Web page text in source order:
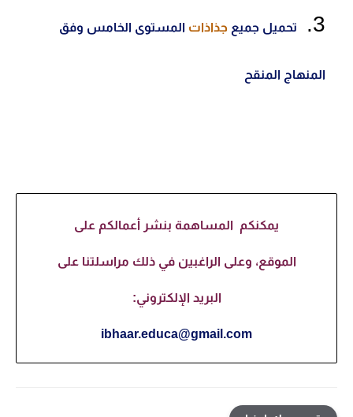
تحميل جميع جذاذات المستوى الخامس وفق
المنهاج المنقح
يمكنكم المساهمة بنشر أعمالكم على
الموقع، وعلى الراغبين في ذلك مراسلتنا على
البريد الإلكتروني:
ibhaar.educa@gmail.com